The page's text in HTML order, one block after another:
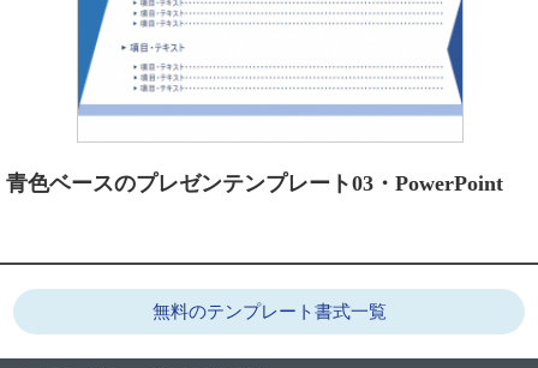
青色ベースのプレゼンテンプレート03・PowerPoint
無料のテンプレート書式一覧